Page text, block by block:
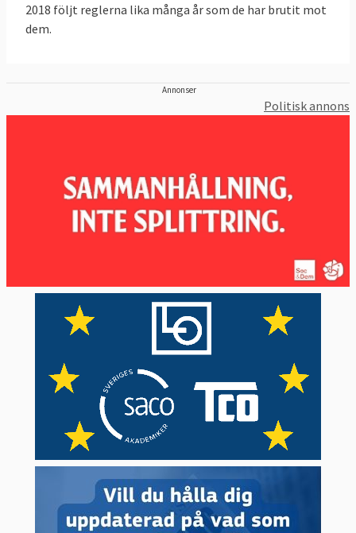
2018 följt reglerna lika många år som de har brutit mot
dem.
Annonser
Politisk annons